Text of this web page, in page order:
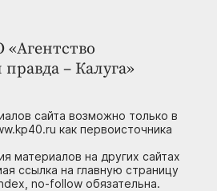
«Агентство
– Калуга»
сайта возможно только в
как первоисточника
материалов на других сайтах
ссылка на главную страницу
no-follow обязательна.